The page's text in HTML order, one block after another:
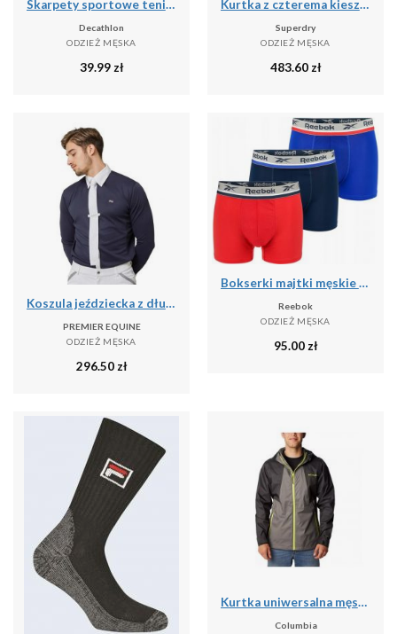
Skarpety sportowe tenis Artengo RS160 niskie 5 par
Decathlon
ODZIEŻ MĘSKA
39.99zł
Kurtka z czterema kieszeniami Superdry
Superdry
ODZIEŻ MĘSKA
483.60zł
Koszula jeździecka z długim rękawem Premier Equine Giulio
PREMIER EQUINE
ODZIEŻ MĘSKA
296.50zł
Bokserki majtki męskie 3 pary REEBOK SHORT SPORTS TRUNK ELIM
Reebok
ODZIEŻ MĘSKA
95.00zł
Kurtka uniwersalna męska Columbia Inner Limits Ii Jacket
Columbia